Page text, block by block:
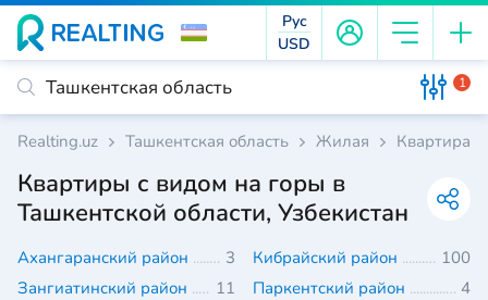
Рус
USD
1
Realting.uz Ташкентская область Жилая Квартира
Квартиры с видом на горы в
Ташкентской области, Узбекистан
Ахангаранский район 3 Кибрайский район
100
Зангиатинский район
11 Паркентский район
4